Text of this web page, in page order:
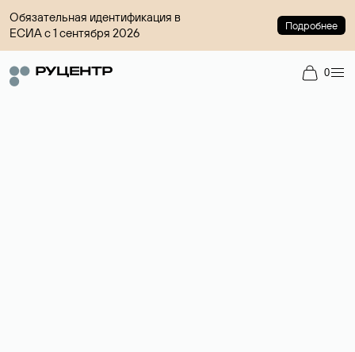
Обязательная идентификация в
ЕСИА с 1 сентября 2026
Подробнее
0